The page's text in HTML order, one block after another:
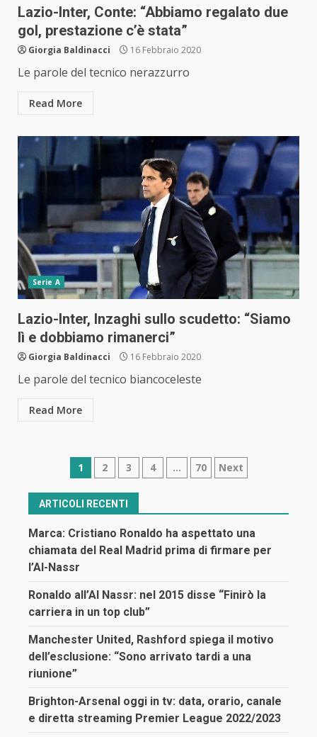
Lazio-Inter, Conte: “Abbiamo regalato due
gol, prestazione c’è stata”
Giorgia Baldinacci 16 Febbraio 2020
Le parole del tecnico nerazzurro
Read More
Serie A
Lazio-Inter, Inzaghi sullo scudetto: “Siamo
lì e dobbiamo rimanerci”
Giorgia Baldinacci 16 Febbraio 2020
Le parole del tecnico biancoceleste
Read More
Navigazione
articoli
1 2 3 4 … 70 Next
ARTICOLI RECENTI
Marca: Cristiano Ronaldo ha aspettato una
chiamata del Real Madrid prima di firmare per
l’Al-Nassr
Ronaldo all’Al Nassr: nel 2015 disse “Finirò la
carriera in un top club”
Manchester United, Rashford spiega il motivo
dell’esclusione: “Sono arrivato tardi a una
riunione”
Brighton-Arsenal oggi in tv: data, orario, canale
e diretta streaming Premier League 2022/2023